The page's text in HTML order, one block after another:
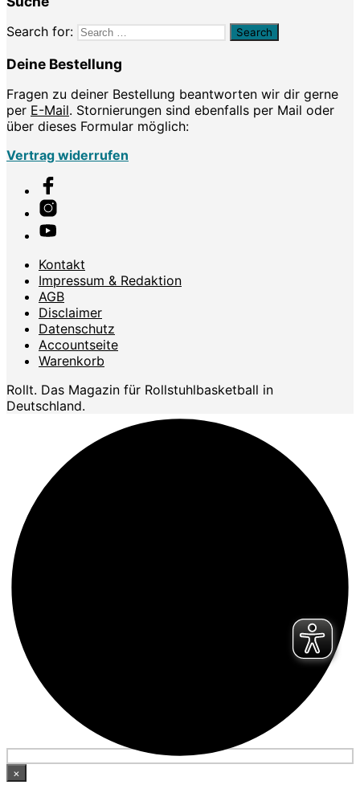
Search for:
Deine Bestellung
Fragen zu deiner Bestellung beantworten wir dir gerne
per E-Mail. Stornierungen sind ebenfalls per Mail oder
über dieses Formular möglich:
Vertrag widerrufen
Kontakt
Impressum & Redaktion
AGB
Disclaimer
Datenschutz
Accountseite
Warenkorb
Rollt. Das Magazin für Rollstuhlbasketball in
Deutschland.
×